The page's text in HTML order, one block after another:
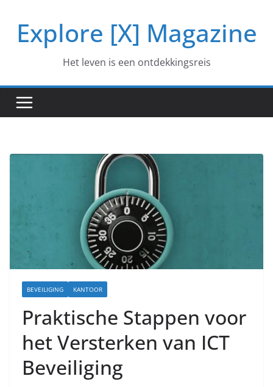
naarExplore [X] Magazine
Het leven is een ontdekkingsreis
BEVEILIGING KANTOOR
Praktische Stappen voor
het Versterken van ICT
Beveiliging